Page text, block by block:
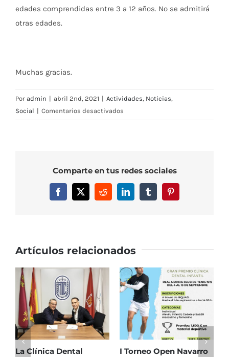
edades comprendidas entre 3 a 12 años. No se admitirá
otras edades.
Muchas gracias.
Por admin | abril 2nd, 2021 | Actividades, Noticias,
Social | Comentarios desactivados
en
Vacaciones
–
Comparte en tus redes sociales
Facebook
X RedditLinkedInTumblrPinterest
Artículos relacionados
La Clínica Dental
I Torneo Open Navarro